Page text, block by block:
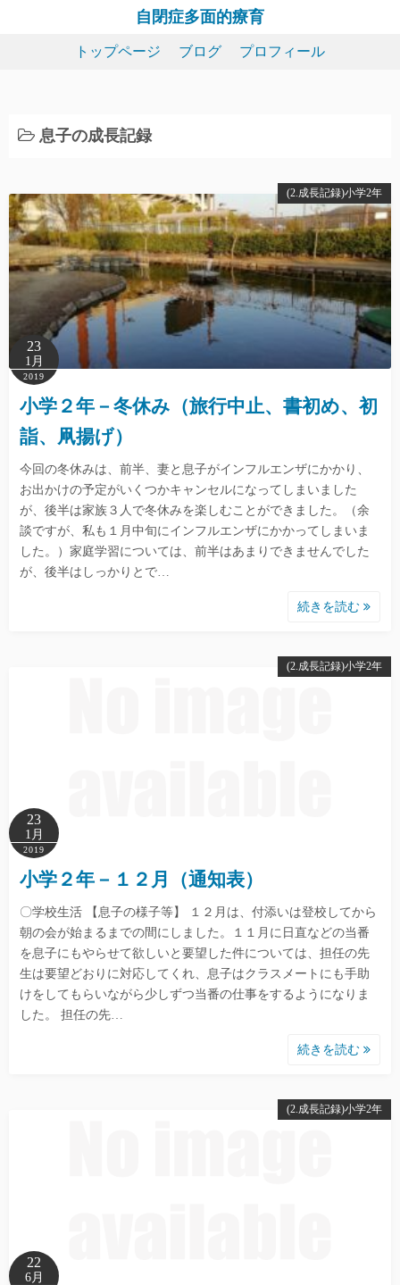
ッ
プ
自閉症多面的療育
トップページ ブログ プロフィール
息子の成長記録
(2.成長記録)小学2年
23
1月
2019
小学２年－冬休み（旅行中止、書初め、初
詣、凧揚げ）
今回の冬休みは、前半、妻と息子がインフルエンザにかかり、
お出かけの予定がいくつかキャンセルになってしまいました
が、後半は家族３人で冬休みを楽しむことができました。（余
談ですが、私も１月中旬にインフルエンザにかかってしまいま
した。）家庭学習については、前半はあまりできませんでした
が、後半はしっかりとで…
続きを読む
(2.成長記録)小学2年
23
1月
2019
小学２年－１２月（通知表）
〇学校生活 【息子の様子等】 １２月は、付添いは登校してから
朝の会が始まるまでの間にしました。１１月に日直などの当番
を息子にもやらせて欲しいと要望した件については、担任の先
生は要望どおりに対応してくれ、息子はクラスメートにも手助
けをしてもらいながら少しずつ当番の仕事をするようになりま
した。 担任の先…
続きを読む
(2.成長記録)小学2年
22
6月